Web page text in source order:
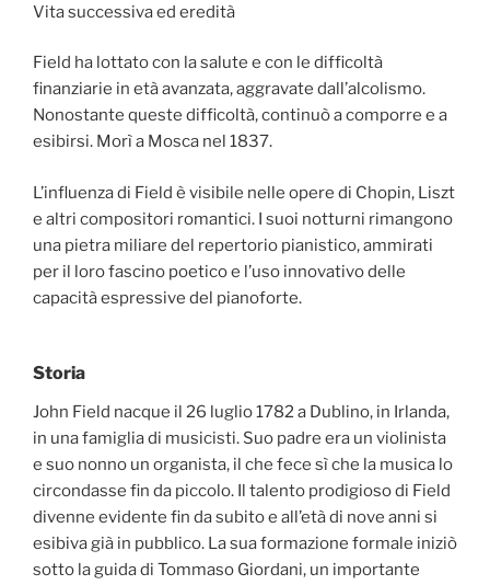
Vita successiva ed eredità
Field ha lottato con la salute e con le difficoltà
finanziarie in età avanzata, aggravate dall’alcolismo.
Nonostante queste difficoltà, continuò a comporre e a
esibirsi. Morì a Mosca nel 1837.
L’influenza di Field è visibile nelle opere di Chopin, Liszt
e altri compositori romantici. I suoi notturni rimangono
una pietra miliare del repertorio pianistico, ammirati
per il loro fascino poetico e l’uso innovativo delle
capacità espressive del pianoforte.
Storia
John Field nacque il 26 luglio 1782 a Dublino, in Irlanda,
in una famiglia di musicisti. Suo padre era un violinista
e suo nonno un organista, il che fece sì che la musica lo
circondasse fin da piccolo. Il talento prodigioso di Field
divenne evidente fin da subito e all’età di nove anni si
esibiva già in pubblico. La sua formazione formale iniziò
sotto la guida di Tommaso Giordani, un importante